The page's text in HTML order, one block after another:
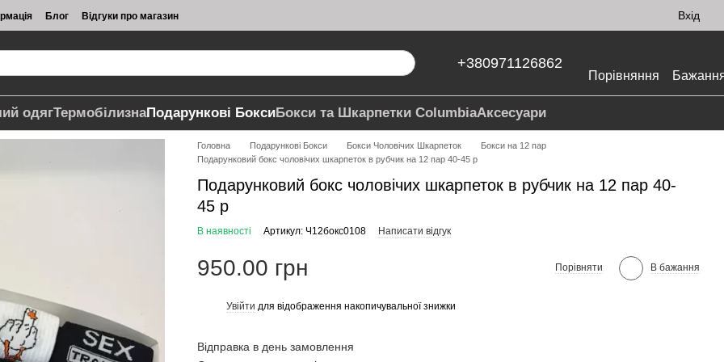
Блог Відгуки про магазин Вхід
+380971126862
Порівняння
одягТермобілизнаПодарункові БоксиБокси та Шкарпетки ColumbiaАксесуари
Головна Подарункові Бокси Бокси Чоловічих Шкарпеток
Бокси на 12 пар
Подарунковий бокс чоловічих шкарпеток в рубчик на 12 пар 40-45 р
Подарунковий бокс чоловічих шкарпеток в рубчик на 12 пар 40-
45 р
В наявності Артикул: Ч12бокс0108 Написати відгук
950.00 грн Порівняти В бажання
Увійти для відображення накопичувальної знижки
Відправка в день замовлення